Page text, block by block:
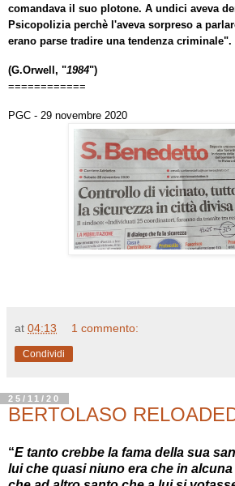
comandava il suo plotone. A undici aveva
Psicopolizia perchè l'aveva sorpreso a
erano parse tradire una tendenza criminale".
(G.Orwell, "1984")
============
PGC - 29 novembre 2020
at 04:13 1 commento:
Condividi
25/11/20
BERTOLASO
“E tanto crebbe la fama della sua
lui che quasi niuno era che in